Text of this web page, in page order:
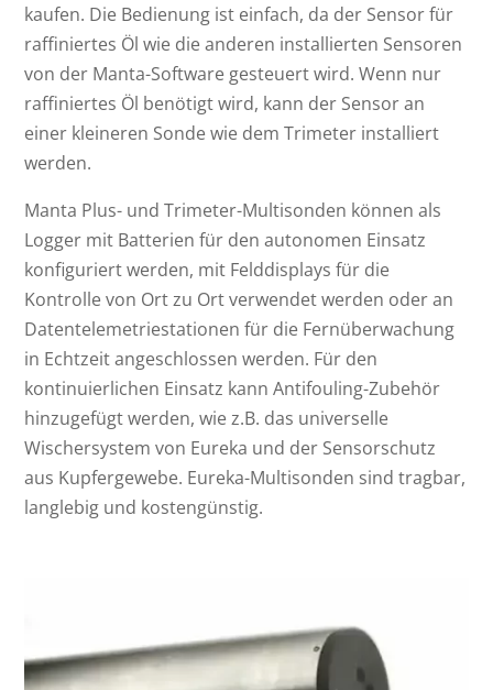
kaufen. Die Bedienung ist einfach, da der Sensor für
raffiniertes Öl wie die anderen installierten Sensoren
von der Manta-Software gesteuert wird. Wenn nur
raffiniertes Öl benötigt wird, kann der Sensor an
einer kleineren Sonde wie dem Trimeter installiert
werden.
Manta Plus- und Trimeter-Multisonden können als
Logger mit Batterien für den autonomen Einsatz
konfiguriert werden, mit Felddisplays für die
Kontrolle von Ort zu Ort verwendet werden oder an
Datentelemetriestationen für die Fernüberwachung
in Echtzeit angeschlossen werden. Für den
kontinuierlichen Einsatz kann Antifouling-Zubehör
hinzugefügt werden, wie z.B. das universelle
Wischersystem von Eureka und der Sensorschutz
aus Kupfergewebe. Eureka-Multisonden sind tragbar,
langlebig und kostengünstig.